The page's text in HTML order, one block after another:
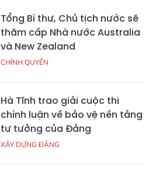
Tổng Bí thư, Chủ tịch nước sẽ
thăm cấp Nhà nước Australia
và New Zealand
CHÍNH QUYỀN
Hà Tĩnh trao giải cuộc thi
chính luận về bảo vệ nền tảng
tư tưởng của Đảng
XÂY DỰNG ĐẢNG